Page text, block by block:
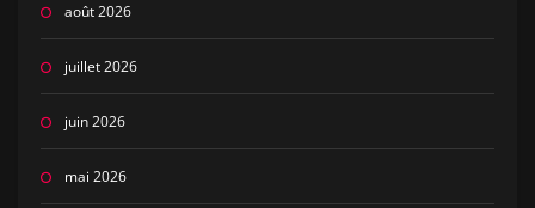
août 2026
juillet 2026
juin 2026
mai 2026